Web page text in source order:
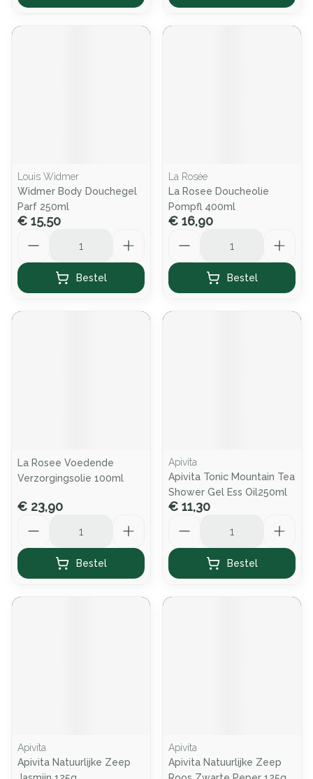
Louis Widmer
Widmer Body Douchegel
Parf 250ml
€ 15,50
Bestel
La Rosée
La Rosee Doucheolie
Pompfl 400ml
€ 16,90
Bestel
La Rosee Voedende
Verzorgingsolie 100ml
€ 23,90
Bestel
Apivita
Apivita Tonic Mountain Tea
Shower Gel Ess Oil250ml
€ 11,30
Bestel
Apivita
Apivita Natuurlijke Zeep
Apivita
Apivita Natuurlijke Zeep